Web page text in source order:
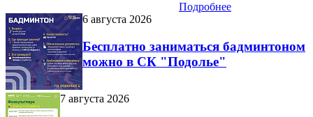
Подробнее
6 августа 2026
Бесплатно заниматься бадминтоном
можно в СК "Подолье"
7 августа 2026